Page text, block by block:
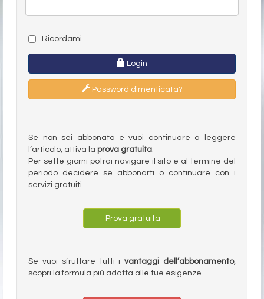
Ricordami
Login
Password dimenticata?
Se non sei abbonato e vuoi continuare a leggere
l’articolo, attiva la prova gratuita.
Per sette giorni potrai navigare il sito e al termine del
periodo decidere se abbonarti o continuare con i
servizi gratuiti.
Prova gratuita
Se vuoi sfruttare tutti ivantaggi dell’abbonamento,
scopri la formula più adatta alle tue esigenze.